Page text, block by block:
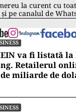
la curent cu
pe canalul de
va fi listată
Retailerul
de miliarde de